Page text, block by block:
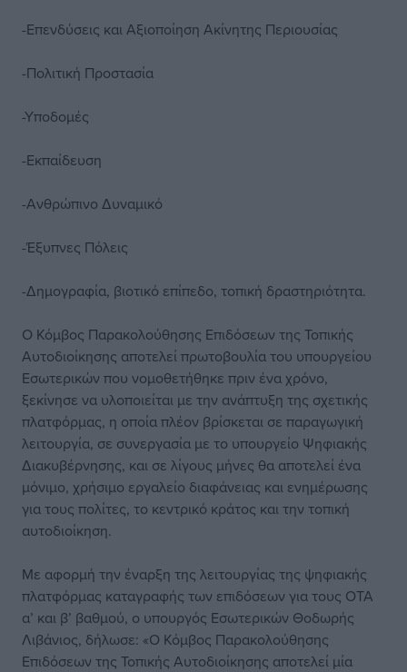
-Επενδύσεις και Αξιοποίηση Ακίνητης Περιουσίας
-Πολιτική Προστασία
-Υποδομές
-Εκπαίδευση
-Ανθρώπινο Δυναμικό
-Έξυπνες Πόλεις
-Δημογραφία, βιοτικό επίπεδο, τοπική δραστηριότητα.
Ο Κόμβος Παρακολούθησης Επιδόσεων της Τοπικής
Αυτοδιοίκησης αποτελεί πρωτοβουλία του υπουργείου
Εσωτερικών που νομοθετήθηκε πριν ένα χρόνο,
ξεκίνησε να υλοποιείται με την ανάπτυξη της σχετικής
πλατφόρμας, η οποία πλέον βρίσκεται σε παραγωγική
λειτουργία, σε συνεργασία με το υπουργείο Ψηφιακής
Διακυβέρνησης, και σε λίγους μήνες θα αποτελεί ένα
μόνιμο, χρήσιμο εργαλείο διαφάνειας και ενημέρωσης
για τους πολίτες, το κεντρικό κράτος και την τοπική
αυτοδιοίκηση.
Με αφορμή την έναρξη της λειτουργίας της ψηφιακής
πλατφόρμας καταγραφής των επιδόσεων για τους ΟΤΑ
α’ και β’ βαθμού, ο υπουργός Εσωτερικών Θοδωρής
Λιβάνιος, δήλωσε: «Ο Κόμβος Παρακολούθησης
Επιδόσεων της Τοπικής Αυτοδιοίκησης αποτελεί μία